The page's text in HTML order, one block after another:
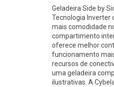
Geladeira Side by
Tecnologia Inverter
mais comodidade
compartimento
oferece melhor
funcionamento
recursos de
uma geladeira
ilustrativas. A